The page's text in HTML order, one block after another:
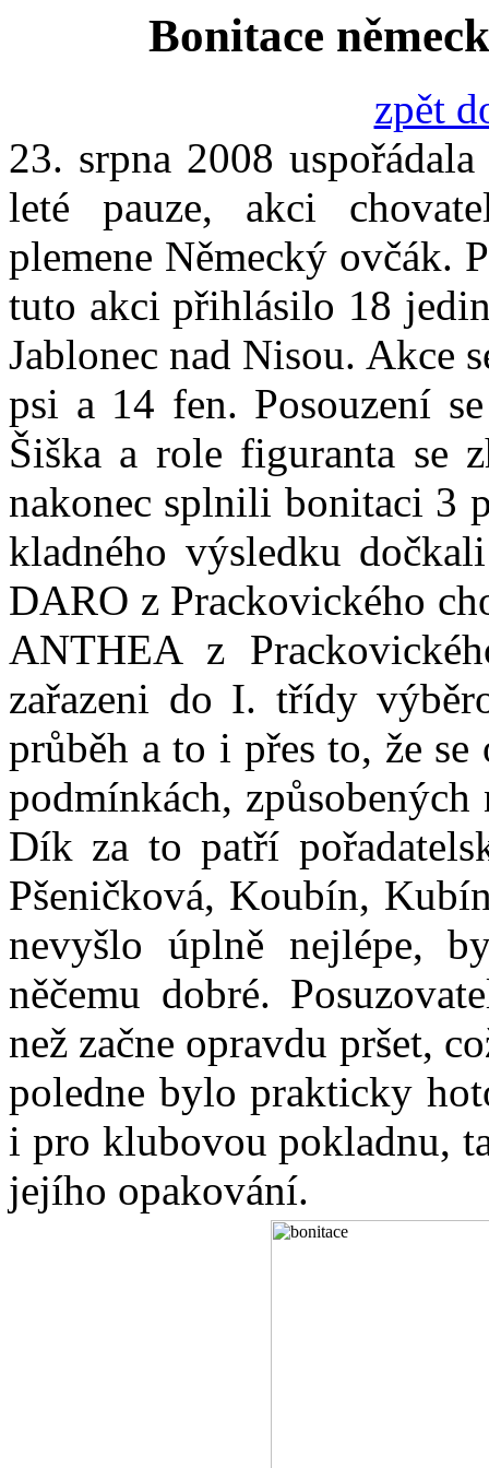
Bonitace
zpět
23. srpna 2008
leté pauze, akci
plemene Německý ovčák.
tuto akci přihlásilo 18
Jablonec nad Nisou. Akce
psi a 14 fen. Posouzení
Šiška a role figuranta se
nakonec splnili bonitaci 3
kladného výsledku
DARO z Prackovického
ANTHEA z
zařazeni do I. třídy
průběh a to i přes to, že
podmínkách,
Dík za to patří
Pšeničková, Koubín,
nevyšlo úplně nejlépe,
něčemu dobré.
než začne opravdu pršet,
poledne bylo prakticky
i pro klubovou pokladnu,
jejího opakování.